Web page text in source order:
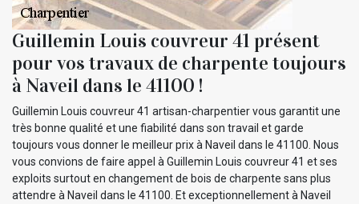
Guillemin Louis couvreur 41 présent
pour vos travaux de charpente toujours
à Naveil dans le 41100 !
Guillemin Louis couvreur 41 artisan-charpentier vous garantit une
très bonne qualité et une fiabilité dans son travail et garde
toujours vous donner le meilleur prix à Naveil dans le 41100. Nous
vous convions de faire appel à Guillemin Louis couvreur 41 et ses
exploits surtout en changement de bois de charpente sans plus
attendre à Naveil dans le 41100. Et exceptionnellement à Naveil